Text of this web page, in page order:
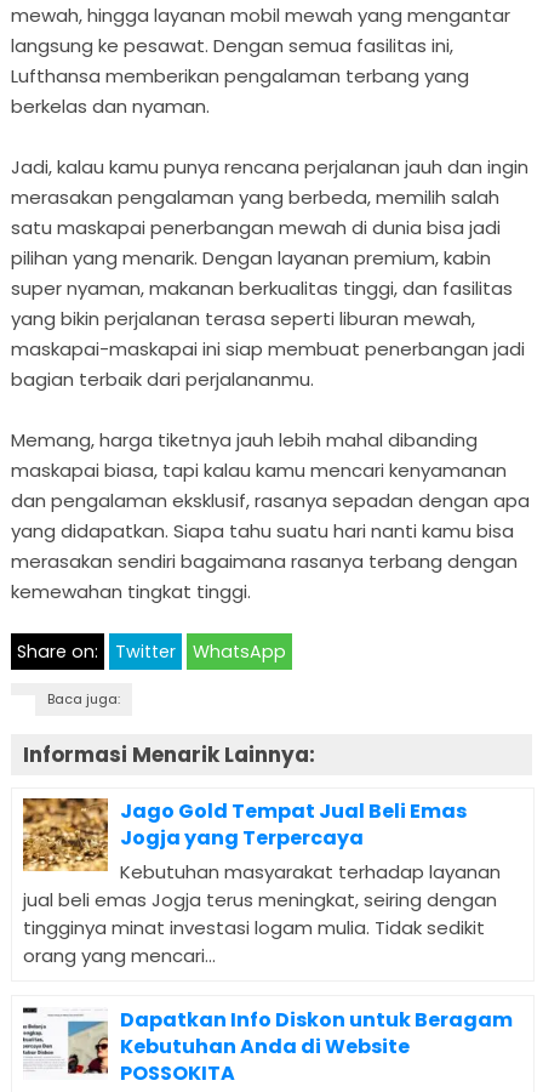
mewah, hingga layanan mobil mewah yang mengantar
langsung ke pesawat. Dengan semua fasilitas ini,
Lufthansa memberikan pengalaman terbang yang
berkelas dan nyaman.
Jadi, kalau kamu punya rencana perjalanan jauh dan ingin
merasakan pengalaman yang berbeda, memilih salah
satu maskapai penerbangan mewah di dunia bisa jadi
pilihan yang menarik. Dengan layanan premium, kabin
super nyaman, makanan berkualitas tinggi, dan fasilitas
yang bikin perjalanan terasa seperti liburan mewah,
maskapai-maskapai ini siap membuat penerbangan jadi
bagian terbaik dari perjalananmu.
Memang, harga tiketnya jauh lebih mahal dibanding
maskapai biasa, tapi kalau kamu mencari kenyamanan
dan pengalaman eksklusif, rasanya sepadan dengan apa
yang didapatkan. Siapa tahu suatu hari nanti kamu bisa
merasakan sendiri bagaimana rasanya terbang dengan
kemewahan tingkat tinggi.
Share on: Twitter WhatsApp
Baca juga:
Informasi Menarik Lainnya:
Jago Gold Tempat Jual Beli Emas
Jogja yang Terpercaya
Kebutuhan masyarakat terhadap layanan
jual beli emas Jogja terus meningkat, seiring dengan
tingginya minat investasi logam mulia. Tidak sedikit
orang yang mencari...
Dapatkan Info Diskon untuk Beragam
Kebutuhan Anda di Website
POSSOKITA